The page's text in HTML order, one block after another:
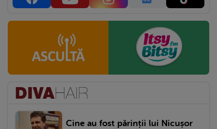
Cine au fost părinții lui Nicușor